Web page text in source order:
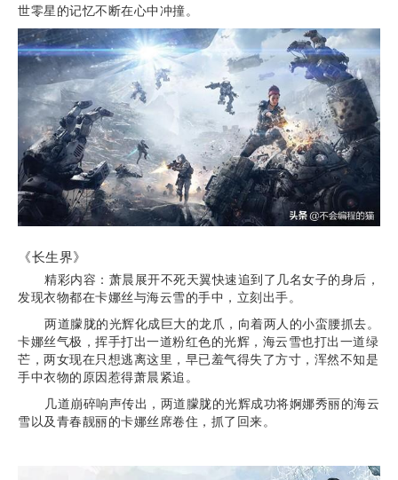
世零星的记忆不断在心中冲撞。
《长生界》
精彩内容：萧晨展开不死天翼快速追到了几名女子的身后，
发现衣物都在卡娜丝与海云雪的手中，立刻出手。
两道朦胧的光辉化成巨大的龙爪，向着两人的小蛮腰抓去。
卡娜丝气极，挥手打出一道粉红色的光辉，海云雪也打出一道绿
芒，两女现在只想逃离这里，早已羞气得失了方寸，浑然不知是
手中衣物的原因惹得萧晨紧追。
几道崩碎响声传出，两道朦胧的光辉成功将婀娜秀丽的海云
雪以及青春靓丽的卡娜丝席卷住，抓了回来。